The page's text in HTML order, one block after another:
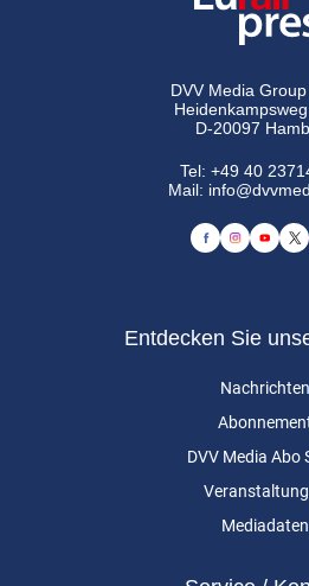
DVV Media
D-20097
Tel:+49 40
Mail:
Entdecken Sie
Nachrichten
DVV Media Abo
Mediadaten